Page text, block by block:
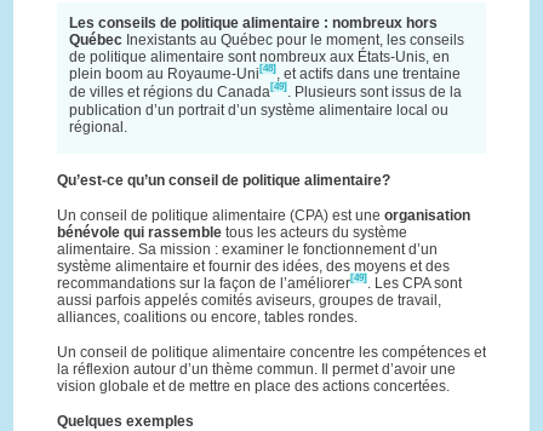
Les conseils de politique alimentaire : nombreux hors
Québec Inexistants au Québec pour le moment, les conseils
de politique alimentaire sont nombreux aux États-Unis, en
plein boom au Royaume-Uni [48] , et actifs dans une trentaine
de villes et régions du Canada[49] . Plusieurs sont issus de la
publication d’un portrait d’un système alimentaire local ou
régional.
Qu’est-ce qu’un conseil de politique alimentaire?
Un conseil de politique alimentaire (CPA) est une organisation
bénévole qui rassembletous les acteurs du système
alimentaire. Sa mission : examiner le fonctionnement d’un
système alimentaire et fournir des idées, des moyens et des
recommandations sur la façon de l’améliorer[49] . Les CPA sont
aussi parfois appelés comités aviseurs, groupes de travail,
alliances, coalitions ou encore, tables rondes.
Un conseil de politique alimentaire concentre les compétences et
la réflexion autour d’un thème commun. Il permet d’avoir une
vision globale et de mettre en place des actions concertées.
Quelques exemples